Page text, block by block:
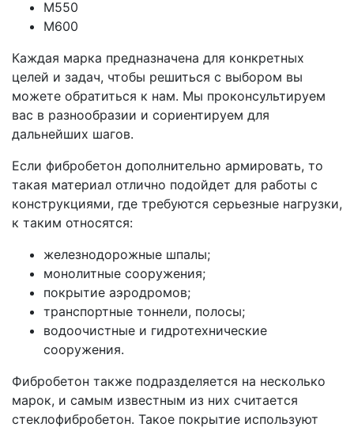
М550
М600
Каждая марка предназначена для конкретных
целей и задач, чтобы решиться с выбором вы
можете обратиться к нам. Мы проконсультируем
вас в разнообразии и сориентируем для
дальнейших шагов.
Если фибробетон дополнительно армировать, то
такая материал отлично подойдет для работы с
конструкциями, где требуются серьезные нагрузки,
к таким относятся:
железнодорожные шпалы;
монолитные сооружения;
покрытие аэродромов;
транспортные тоннели, полосы;
водоочистные и гидротехнические
сооружения.
Фибробетон также подразделяется на несколько
марок, и самым известным из них считается
стеклофибробетон. Такое покрытие используют